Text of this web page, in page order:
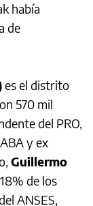
había
de
es el distrito
570 mil
del PRO,
y ex
Guillermo
de los
ANSES,